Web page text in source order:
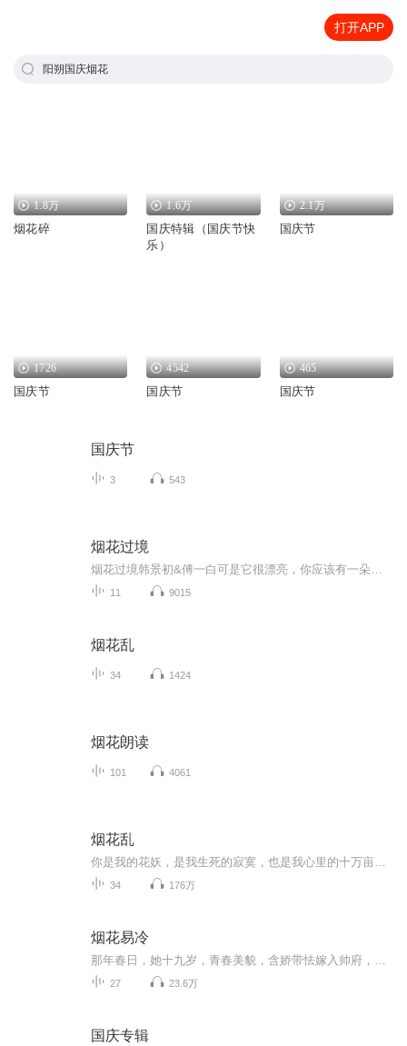
打开APP
阳朔国庆烟花
1.8万
烟花碎
1.6万
国庆特辑（国庆节快
乐）
2.1万
国庆节
1726
国庆节
4542
国庆节
465
国庆节
国庆节
3 543
烟花过境
11 9015
烟花乱
34 1424
烟花朗读
101 4061
烟花乱
34 176万
烟花易冷
27 23.6万
国庆专辑